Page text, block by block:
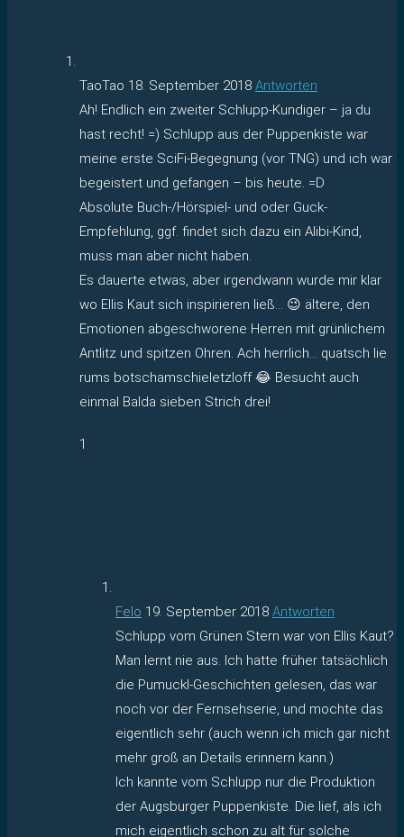
TaoTao 18. September 2018 Antworten
Ah! Endlich ein zweiter Schlupp-Kundiger – ja du
hast recht! =) Schlupp aus der Puppenkiste war
meine erste SciFi-Begegnung (vor TNG) und ich war
begeistert und gefangen – bis heute. =D
Absolute Buch-/Hörspiel- und oder Guck-
Empfehlung, ggf. findet sich dazu ein Alibi-Kind,
muss man aber nicht haben.
Es dauerte etwas, aber irgendwann wurde mir klar
wo Ellis Kaut sich inspirieren ließ… 😉 ältere, den
Emotionen abgeschworene Herren mit grünlichem
Antlitz und spitzen Ohren. Ach herrlich… quatsch lie
rums botschamschieletzloff 😂 Besucht auch
einmal Balda sieben Strich drei!
1
Felo 19. September 2018 Antworten
Schlupp vom Grünen Stern war von Ellis Kaut?
Man lernt nie aus. Ich hatte früher tatsächlich
die Pumuckl-Geschichten gelesen, das war
noch vor der Fernsehserie, und mochte das
eigentlich sehr (auch wenn ich mich gar nicht
mehr groß an Details erinnern kann.)
Ich kannte vom Schlupp nur die Produktion
der Augsburger Puppenkiste. Die lief, als ich
mich eigentlich schon zu alt für solche